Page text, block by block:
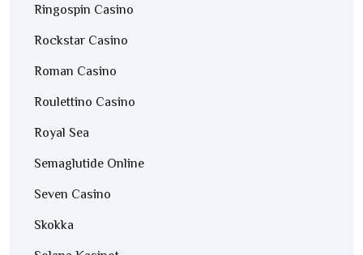
Ringospin Casino
Rockstar Casino
Roman Casino
Roulettino Casino
Royal Sea
Semaglutide Online
Seven Casino
Skokka